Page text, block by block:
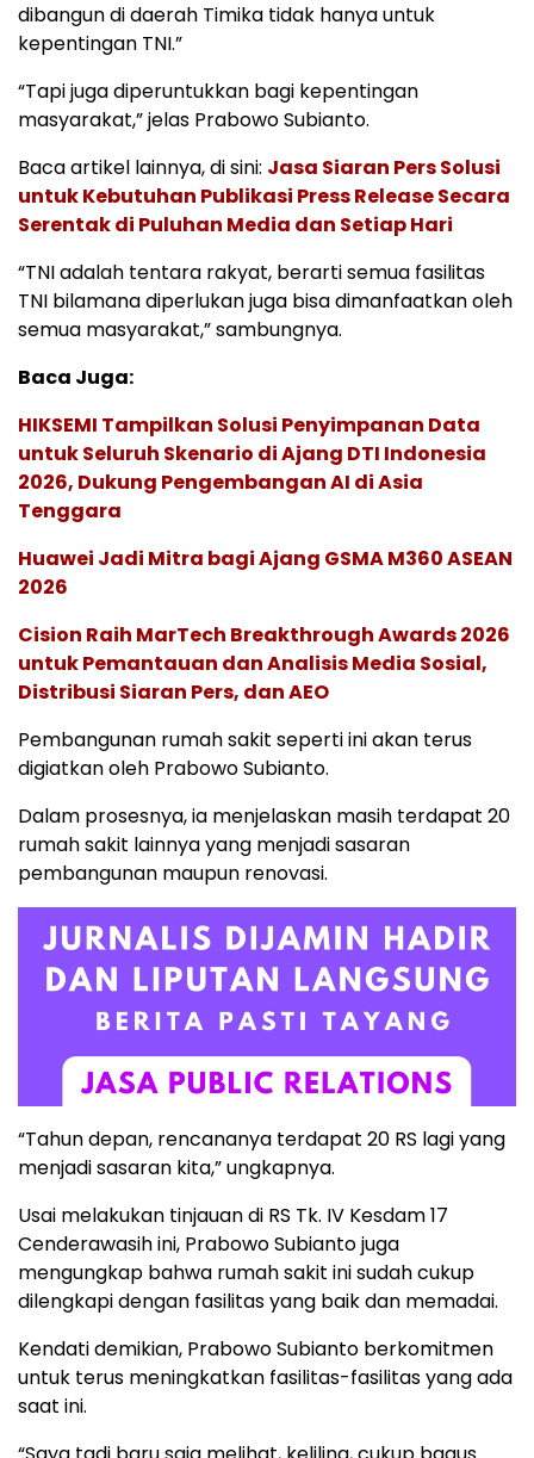
dibangun di daerah Timika tidak hanya untuk
kepentingan TNI.”
“Tapi juga diperuntukkan bagi kepentingan
masyarakat,” jelas Prabowo Subianto.
Baca artikel lainnya, di sini: Jasa Siaran Pers Solusi
untuk Kebutuhan Publikasi Press Release Secara
Serentak di Puluhan Media dan Setiap Hari
“TNI adalah tentara rakyat, berarti semua fasilitas
TNI bilamana diperlukan juga bisa dimanfaatkan oleh
semua masyarakat,” sambungnya.
Baca Juga:
HIKSEMI Tampilkan Solusi Penyimpanan Data
untuk Seluruh Skenario di Ajang DTI Indonesia
2026, Dukung Pengembangan AI di Asia
Tenggara
Huawei Jadi Mitra bagi Ajang GSMA M360 ASEAN
2026
Cision Raih MarTech Breakthrough Awards 2026
untuk Pemantauan dan Analisis Media Sosial,
Distribusi Siaran Pers, dan AEO
Pembangunan rumah sakit seperti ini akan terus
digiatkan oleh Prabowo Subianto.
Dalam prosesnya, ia menjelaskan masih terdapat 20
rumah sakit lainnya yang menjadi sasaran
pembangunan maupun renovasi.
“Tahun depan, rencananya terdapat 20 RS lagi yang
menjadi sasaran kita,” ungkapnya.
Usai melakukan tinjauan di RS Tk. IV Kesdam 17
Cenderawasih ini, Prabowo Subianto juga
mengungkap bahwa rumah sakit ini sudah cukup
dilengkapi dengan fasilitas yang baik dan memadai.
Kendati demikian, Prabowo Subianto berkomitmen
untuk terus meningkatkan fasilitas-fasilitas yang ada
saat ini.